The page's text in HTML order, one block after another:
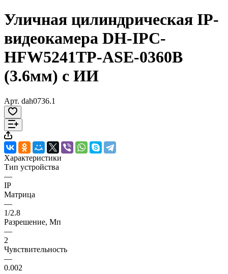
Уличная цилиндрическая IP-
видеокамера DH-IPC-
HFW5241TP-ASE-0360B
(3.6мм) с ИИ
Арт. dah0736.1
Характеристики
Тип устройства
—
IP
Матрица
—
1/2.8
Разрешение, Мп
—
2
Чувствительность
—
0.002